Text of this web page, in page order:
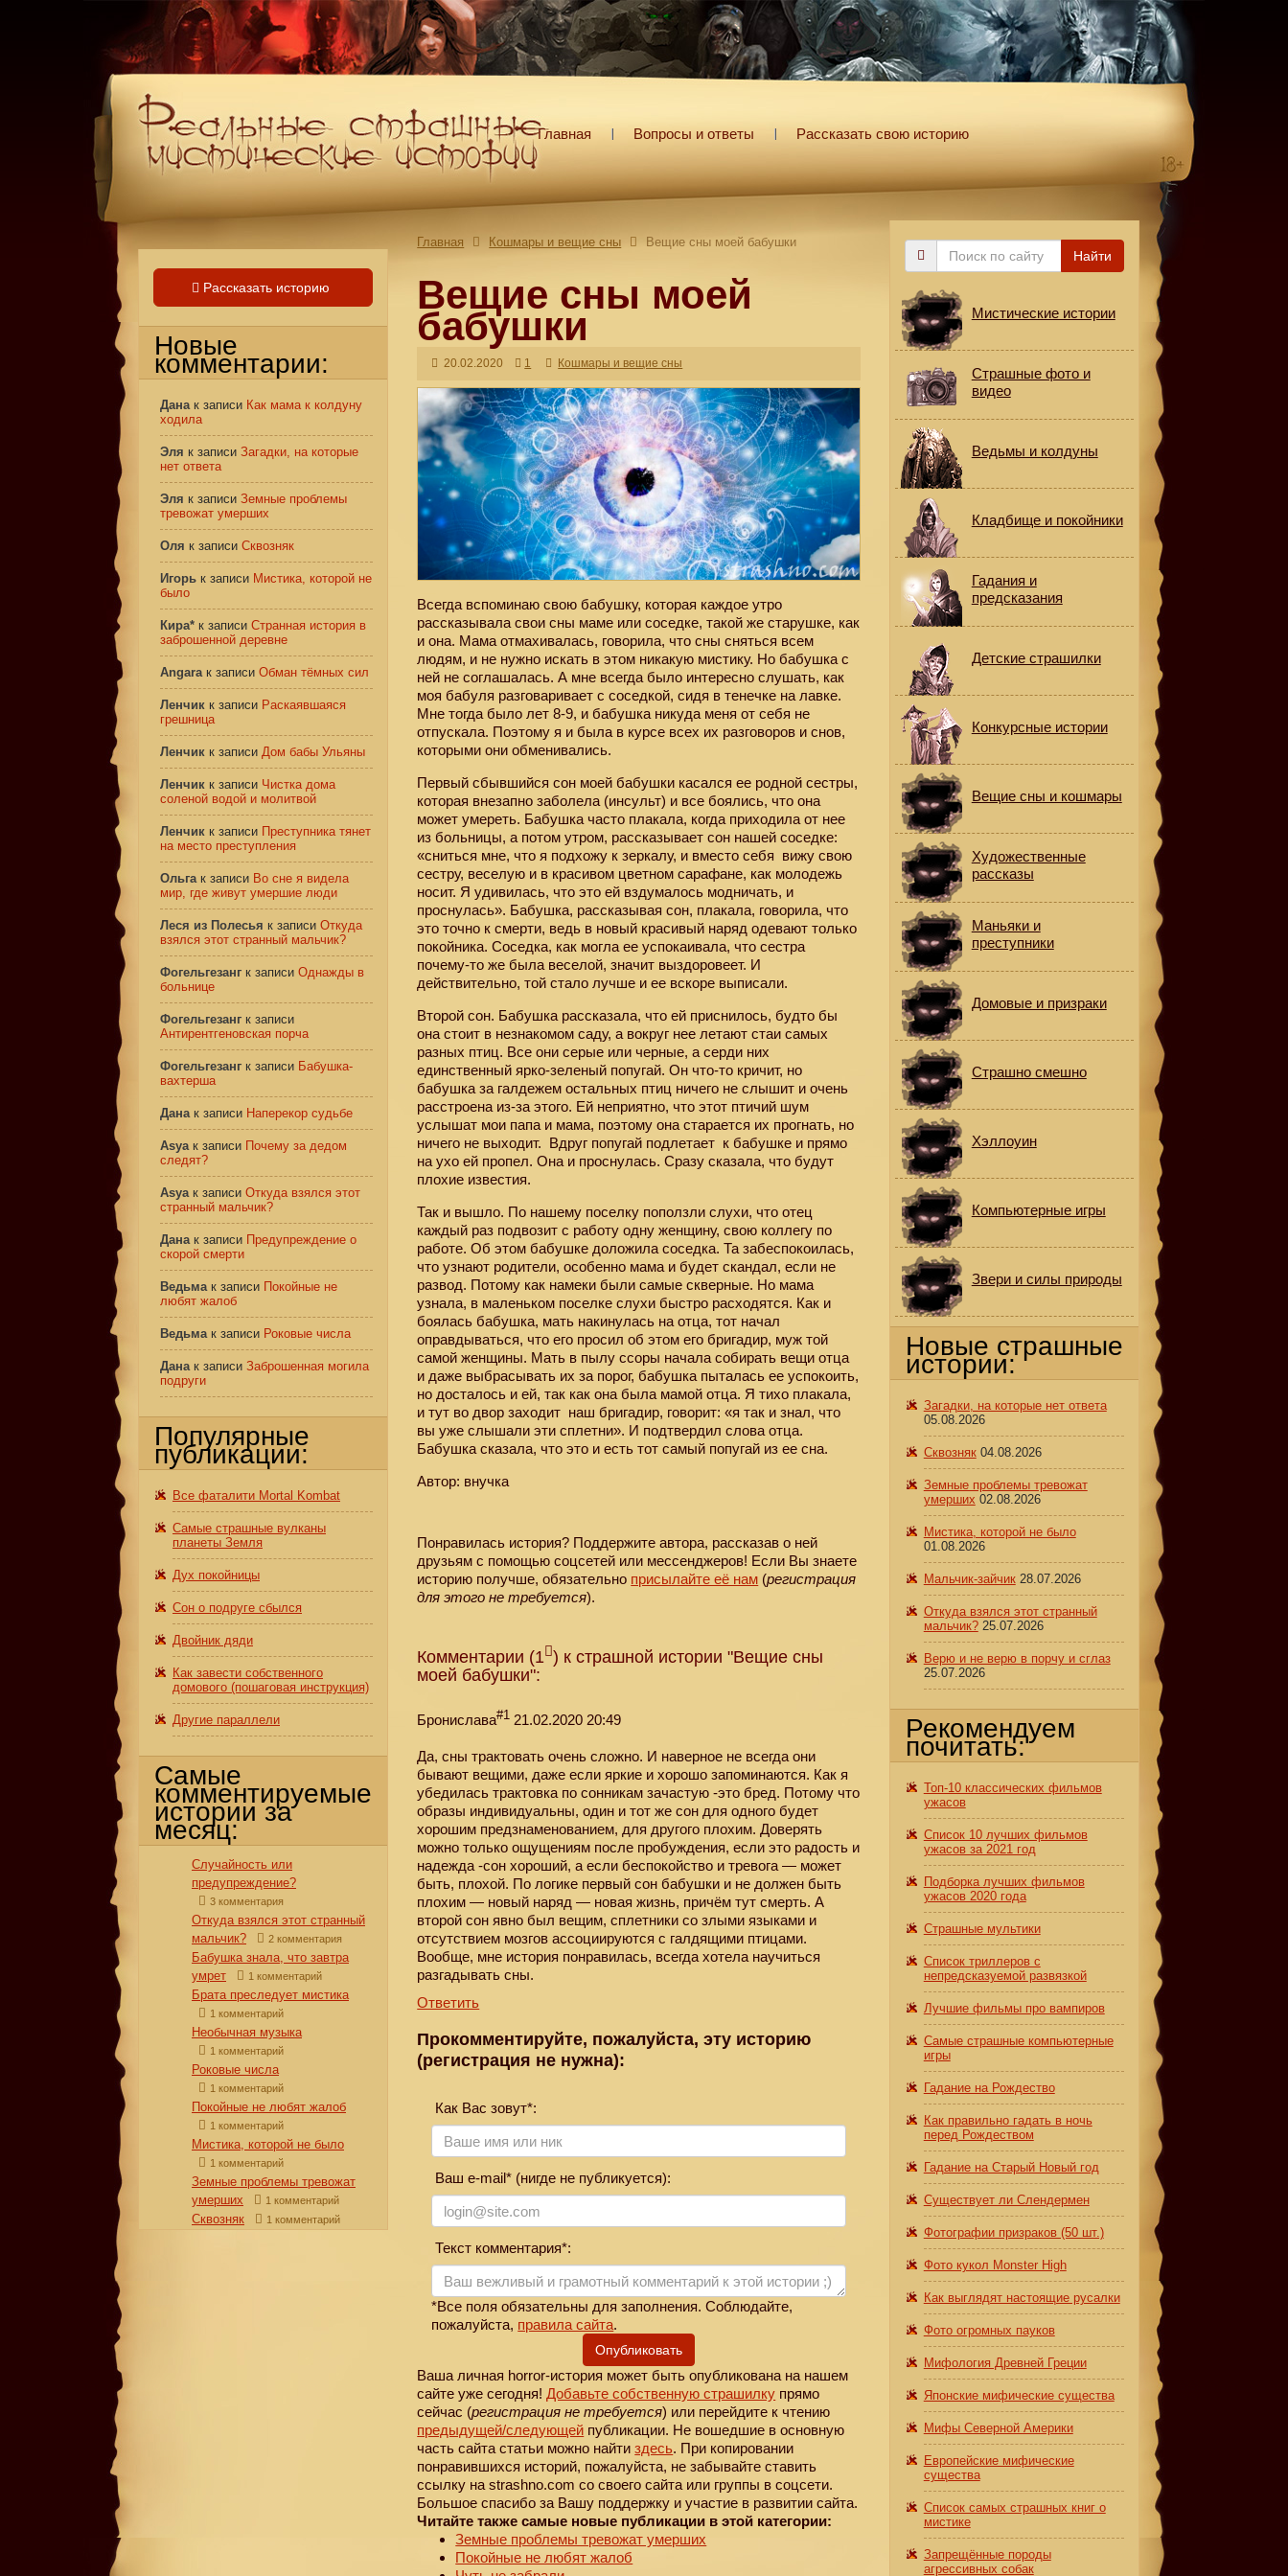
Главная Вопросы и ответы Рассказать свою историю
Главная Кошмары и вещие сны Вещие сны моей бабушки
Вещие сны моей
бабушки
20.02.2020 1 Кошмары и вещие сны
Всегда вспоминаю свою бабушку, которая каждое утро
рассказывала свои сны маме или соседке, такой же старушке, как
и она. Мама отмахивалась, говорила, что сны сняться всем
людям, и не нужно искать в этом никакую мистику. Но бабушка с
ней не соглашалась. А мне всегда было интересно слушать, как
моя бабуля разговаривает с соседкой, сидя в тенечке на лавке.
Мне тогда было лет 8-9, и бабушка никуда меня от себя не
отпускала. Поэтому я и была в курсе всех их разговоров и снов,
которыми они обменивались.
Первый сбывшийся сон моей бабушки касался ее родной сестры,
которая внезапно заболела (инсульт) и все боялись, что она
может умереть. Бабушка часто плакала, когда приходила от нее
из больницы, а потом утром, рассказывает сон нашей соседке:
«сниться мне, что я подхожу к зеркалу, и вместо себя вижу свою
сестру, веселую и в красивом цветном сарафане, как молодежь
носит. Я удивилась, что это ей вздумалось модничать, и
проснулась». Бабушка, рассказывая сон, плакала, говорила, что
это точно к смерти, ведь в новый красивый наряд одевают только
покойника. Соседка, как могла ее успокаивала, что сестра
почему-то же была веселой, значит выздоровеет. И
действительно, той стало лучше и ее вскоре выписали.
Второй сон. Бабушка рассказала, что ей приснилось, будто бы
она стоит в незнакомом саду, а вокруг нее летают стаи самых
разных птиц. Все они серые или черные, а серди них
единственный ярко-зеленый попугай. Он что-то кричит, но
бабушка за галдежем остальных птиц ничего не слышит и очень
расстроена из-за этого. Ей неприятно, что этот птичий шум
услышат мои папа и мама, поэтому она старается их прогнать, но
ничего не выходит. Вдруг попугай подлетает к бабушке и прямо
на ухо ей пропел. Она и проснулась. Сразу сказала, что будут
плохие известия.
Так и вышло. По нашему поселку поползли слухи, что отец
каждый раз подвозит с работу одну женщину, свою коллегу по
работе. Об этом бабушке доложила соседка. Та забеспокоилась,
что узнают родители, особенно мама и будет скандал, если не
развод. Потому как намеки были самые скверные. Но мама
узнала, в маленьком поселке слухи быстро расходятся. Как и
боялась бабушка, мать накинулась на отца, тот начал
оправдываться, что его просил об этом его бригадир, муж той
самой женщины. Мать в пылу ссоры начала собирать вещи отца
и даже выбрасывать их за порог, бабушка пыталась ее успокоить,
но досталось и ей, так как она была мамой отца. Я тихо плакала,
и тут во двор заходит наш бригадир, говорит: «я так и знал, что
вы уже слышали эти сплетни». И подтвердил слова отца.
Бабушка сказала, что это и есть тот самый попугай из ее сна.
Автор: внучка
Понравилась история? Поддержите автора, рассказав о ней
друзьям с помощью соцсетей или мессенджеров! Если Вы знаете
историю получше, обязательно присылайте её нам (регистрация
для этого не требуется).
Комментарии (1 ) к страшной истории "Вещие сны
моей бабушки":
Бронислава#1 21.02.2020 20:49
Да, сны трактовать очень сложно. И наверное не всегда они
бывают вещими, даже если яркие и хорошо запоминаются. Как я
убедилась трактовка по сонникам зачастую -это бред. Потому что
образы индивидуальны, один и тот же сон для одного будет
хорошим предзнаменованием, для другого плохим. Доверять
можно только ощущениям после пробуждения, если это радость и
надежда -сон хороший, а если беспокойство и тревога — может
быть, плохой. По логике первый сон бабушки и не должен быть
плохим — новый наряд — новая жизнь, причём тут смерть. А
второй сон явно был вещим, сплетники со злыми языками и
отсутствием мозгов ассоциируются с галдящими птицами.
Вообще, мне история понравилась, всегда хотела научиться
разгадывать сны.
Ответить
Прокомментируйте, пожалуйста, эту историю
(регистрация не нужна):
Как Вас зовут*:
Ваш e-mail* (нигде не публикуется):
Текст комментария*:
*Все поля обязательны для заполнения. Соблюдайте,
пожалуйста, правила сайта.
Опубликовать
Ваша личная horror-история может быть опубликована на нашем
сайте уже сегодня!Добавьте собственную страшилку прямо
сейчас (регистрация не требуется) или перейдите к чтению
предыдущей/следующей публикации. Не вошедшие в основную
часть сайта статьи можно найтиздесь. При копировании
понравившихся историй, пожалуйста, не забывайте ставить
ссылку на strashno.com со своего сайта или группы в соцсети.
Большое спасибо за Вашу поддержку и участие в развитии сайта.
Читайте также самые новые публикации в этой категории:
Земные проблемы тревожат умерших
Покойные не любят жалоб
Рассказать историю
Новые
комментарии:
Данак записи Как мама к колдуну
ходила
Эля к записи Загадки, на которые
нет ответа
Эля к записи Земные проблемы
тревожат умерших
Оля к записи Сквозняк
Игорь к записи Мистика, которой не
было
Кира* к записи Странная история в
заброшенной деревне
Angaraк записи Обман тёмных сил
Ленчик к записи Раскаявшаяся
грешница
Ленчик к записи Дом бабы Ульяны
Ленчик к записи Чистка дома
соленой водой и молитвой
Ленчик к записи Преступника тянет
на место преступления
Ольгак записи Во сне я видела
мир, где живут умершие люди
Леся из Полесья к записи Откуда
взялся этот странный мальчик?
Фогельгезанг к записи Однажды в
больнице
Фогельгезанг к записи
Антирентгеновская порча
Фогельгезанг к записи Бабушка-
вахтерша
Данак записи Наперекор судьбе
Asyaк записи Почему за дедом
следят?
Asyaк записи Откуда взялся этот
странный мальчик?
Данак записи Предупреждение о
скорой смерти
Ведьмак записи Покойные не
любят жалоб
Ведьмак записи Роковые числа
Данак записи Заброшенная могила
подруги
Популярные
публикации:
Все фаталити Mortal Kombat
Самые страшные вулканы
планеты Земля
Дух покойницы
Сон о подруге сбылся
Двойник дяди
Как завести собственного
домового (пошаговая инструкция)
Другие параллели
Самые
комментируемые
истории за
месяц:
Случайность или
предупреждение?
3 комментария
Откуда взялся этот странный
мальчик?
2 комментария
Бабушка знала, что завтра
умрет
1 комментарий
Брата преследует мистика
1 комментарий
Необычная музыка
1 комментарий
Роковые числа
1 комментарий
Покойные не любят жалоб
1 комментарий
Мистика, которой не было
1 комментарий
Земные проблемы тревожат
умерших
1 комментарий
Сквозняк 1 комментарий
Поиск
Найти
Мистические истории
Страшные фото и
видео
Ведьмы и колдуны
Кладбище и покойники
Гадания и
предсказания
Детские страшилки
Конкурсные истории
Вещие сны и кошмары
Художественные
рассказы
Маньяки и
преступники
Домовые и призраки
Страшно смешно
Хэллоуин
Компьютерные игры
Звери и силы природы
Новые страшные
истории:
Загадки, на которые нет ответа
05.08.2026
Сквозняк 04.08.2026
Земные проблемы тревожат
умерших 02.08.2026
Мистика, которой не было
01.08.2026
Мальчик-зайчик 28.07.2026
Откуда взялся этот странный
мальчик? 25.07.2026
Верю и не верю в порчу и сглаз
25.07.2026
Рекомендуем
почитать:
Топ-10 классических фильмов
ужасов
Список 10 лучших фильмов
ужасов за 2021 год
Подборка лучших фильмов
ужасов 2020 года
Страшные мультики
Список триллеров с
непредсказуемой развязкой
Лучшие фильмы про вампиров
Самые страшные компьютерные
игры
Гадание на Рождество
Как правильно гадать в ночь
перед Рождеством
Гадание на Старый Новый год
Существует ли Слендермен
Фотографии призраков (50 шт.)
Фото кукол Monster High
Как выглядят настоящие русалки
Фото огромных пауков
Мифология Древней Греции
Японские мифические существа
Мифы Северной Америки
Европейские мифические
существа
Список самых страшных книг о
мистике
Запрещённые породы
агрессивных собак